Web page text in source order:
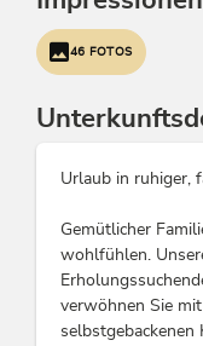
46 FOTOS
Urlaub in ruhiger,
Gemütlicher
wohlfühlen.
verwöhnen Sie